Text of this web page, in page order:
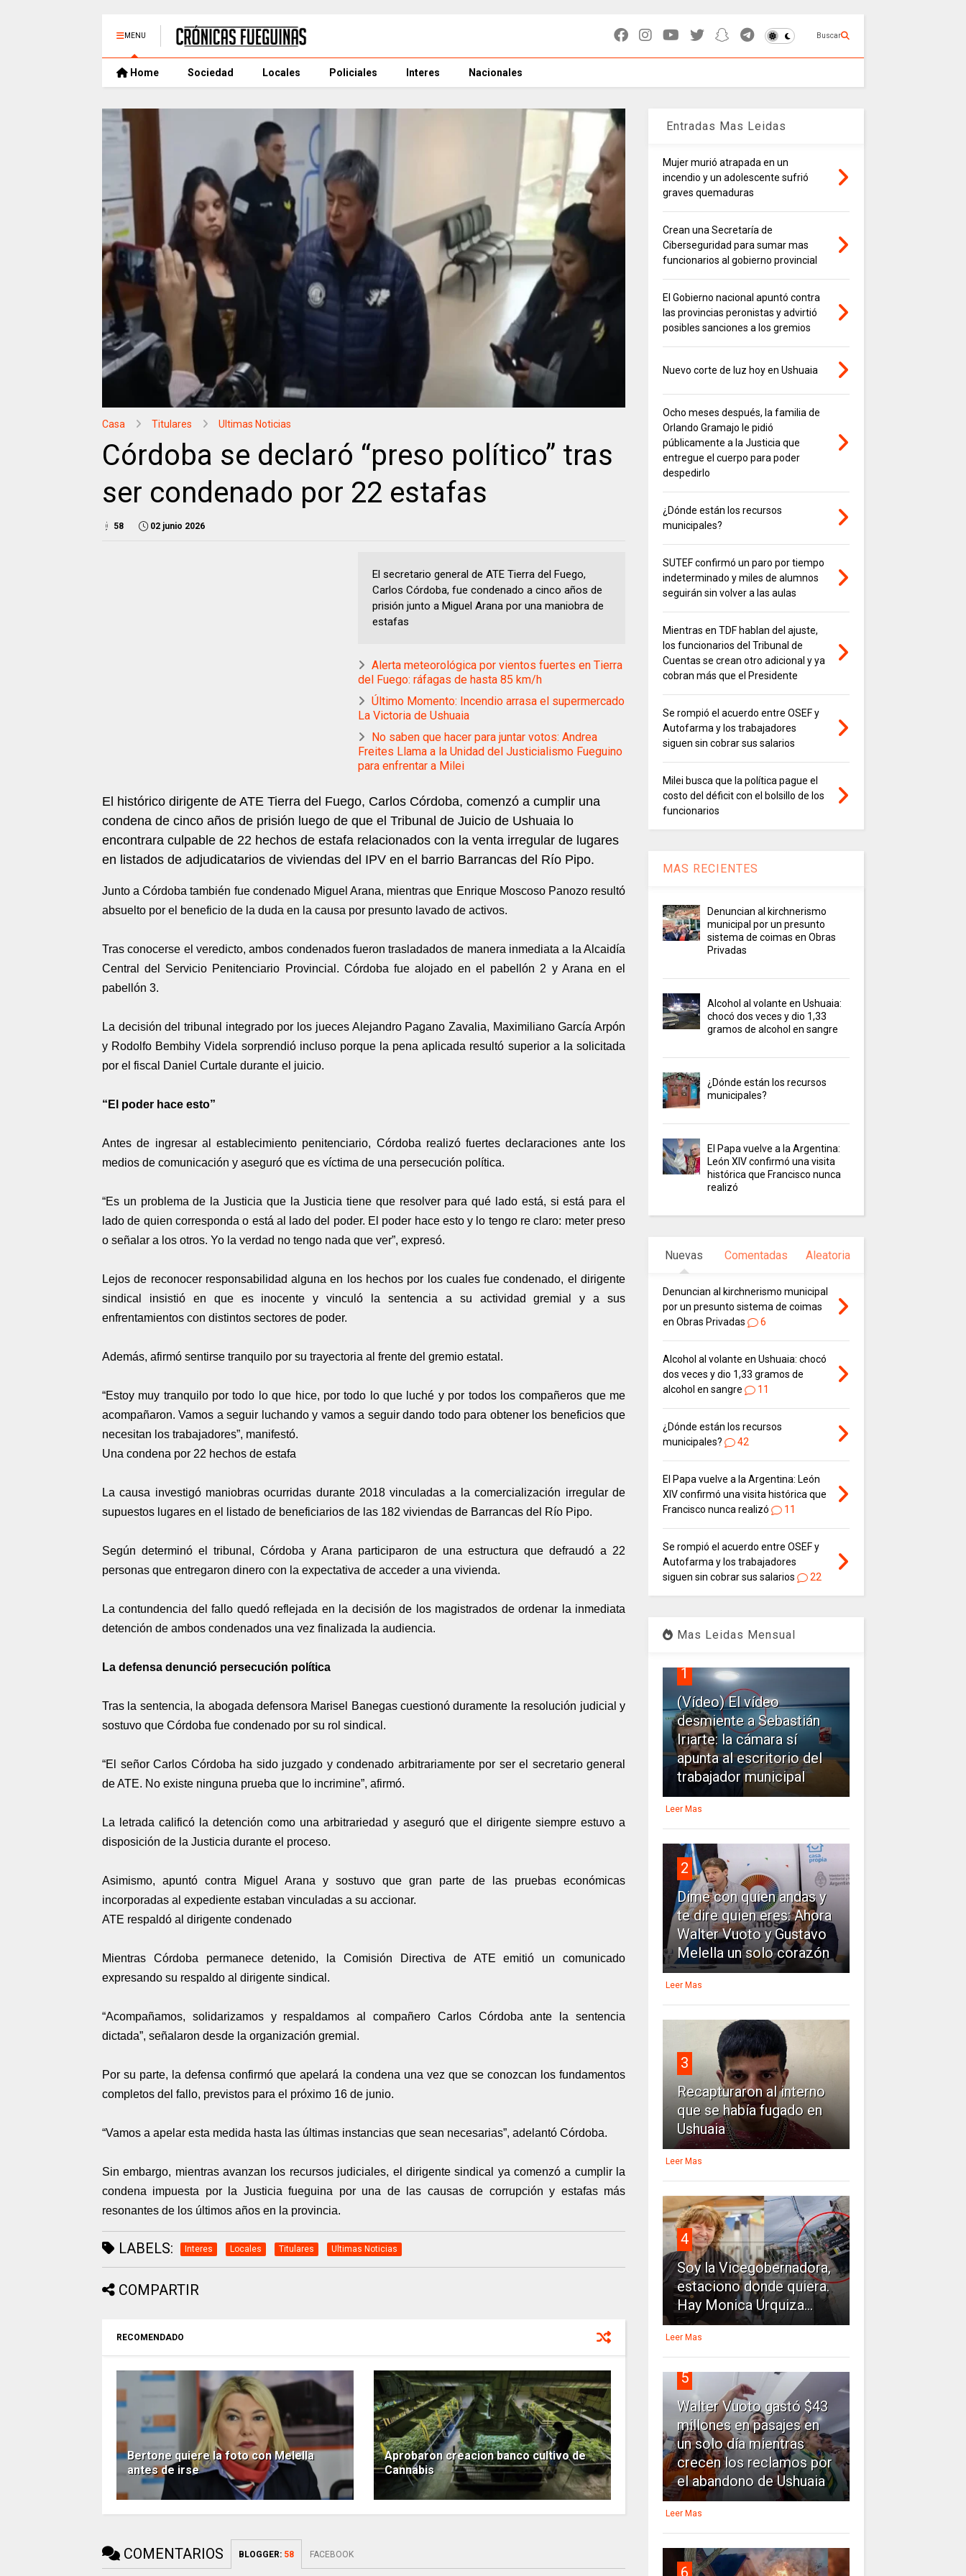
MENU Buscar
Home Sociedad Locales Policiales Interes Nacionales
Casa Titulares Ultimas Noticias
Córdoba se declaró “preso político” tras
ser condenado por 22 estafas
58 02 junio 2026
El secretario general de ATE Tierra del Fuego,
Carlos Córdoba, fue condenado a cinco años de
prisión junto a Miguel Arana por una maniobra de
estafas
Alerta meteorológica por vientos fuertes en Tierra
del Fuego: ráfagas de hasta 85 km/h
Último Momento: Incendio arrasa el supermercado
La Victoria de Ushuaia
No saben que hacer para juntar votos: Andrea
Freites Llama a la Unidad del Justicialismo Fueguino
para enfrentar a Milei
El histórico dirigente de ATE Tierra del Fuego, Carlos Córdoba, comenzó a cumplir una
condena de cinco años de prisión luego de que el Tribunal de Juicio de Ushuaia lo
encontrara culpable de 22 hechos de estafa relacionados con la venta irregular de lugares
en listados de adjudicatarios de viviendas del IPV en el barrio Barrancas del Río Pipo.
Junto a Córdoba también fue condenado Miguel Arana, mientras que Enrique Moscoso Panozo resultó
absuelto por el beneficio de la duda en la causa por presunto lavado de activos.
Tras conocerse el veredicto, ambos condenados fueron trasladados de manera inmediata a la Alcaidía
Central del Servicio Penitenciario Provincial. Córdoba fue alojado en el pabellón 2 y Arana en el
pabellón 3.
La decisión del tribunal integrado por los jueces Alejandro Pagano Zavalia, Maximiliano García Arpón
y Rodolfo Bembihy Videla sorprendió incluso porque la pena aplicada resultó superior a la solicitada
por el fiscal Daniel Curtale durante el juicio.
“El poder hace esto”
Antes de ingresar al establecimiento penitenciario, Córdoba realizó fuertes declaraciones ante los
medios de comunicación y aseguró que es víctima de una persecución política.
“Es un problema de la Justicia que la Justicia tiene que resolver para qué lado está, si está para el
lado de quien corresponda o está al lado del poder. El poder hace esto y lo tengo re claro: meter preso
o señalar a los otros. Yo la verdad no tengo nada que ver”, expresó.
Lejos de reconocer responsabilidad alguna en los hechos por los cuales fue condenado, el dirigente
sindical insistió en que es inocente y vinculó la sentencia a su actividad gremial y a sus
enfrentamientos con distintos sectores de poder.
Además, afirmó sentirse tranquilo por su trayectoria al frente del gremio estatal.
“Estoy muy tranquilo por todo lo que hice, por todo lo que luché y por todos los compañeros que me
acompañaron. Vamos a seguir luchando y vamos a seguir dando todo para obtener los beneficios que
necesitan los trabajadores”, manifestó.
Una condena por 22 hechos de estafa
La causa investigó maniobras ocurridas durante 2018 vinculadas a la comercialización irregular de
supuestos lugares en el listado de beneficiarios de las 182 viviendas de Barrancas del Río Pipo.
Según determinó el tribunal, Córdoba y Arana participaron de una estructura que defraudó a 22
personas que entregaron dinero con la expectativa de acceder a una vivienda.
La contundencia del fallo quedó reflejada en la decisión de los magistrados de ordenar la inmediata
detención de ambos condenados una vez finalizada la audiencia.
La defensa denunció persecución política
Tras la sentencia, la abogada defensora Marisel Banegas cuestionó duramente la resolución judicial y
sostuvo que Córdoba fue condenado por su rol sindical.
“El señor Carlos Córdoba ha sido juzgado y condenado arbitrariamente por ser el secretario general
de ATE. No existe ninguna prueba que lo incrimine”, afirmó.
La letrada calificó la detención como una arbitrariedad y aseguró que el dirigente siempre estuvo a
disposición de la Justicia durante el proceso.
Asimismo, apuntó contra Miguel Arana y sostuvo que gran parte de las pruebas económicas
incorporadas al expediente estaban vinculadas a su accionar.
ATE respaldó al dirigente condenado
Mientras Córdoba permanece detenido, la Comisión Directiva de ATE emitió un comunicado
expresando su respaldo al dirigente sindical.
“Acompañamos, solidarizamos y respaldamos al compañero Carlos Córdoba ante la sentencia
dictada”, señalaron desde la organización gremial.
Por su parte, la defensa confirmó que apelará la condena una vez que se conozcan los fundamentos
completos del fallo, previstos para el próximo 16 de junio.
“Vamos a apelar esta medida hasta las últimas instancias que sean necesarias”, adelantó Córdoba.
Sin embargo, mientras avanzan los recursos judiciales, el dirigente sindical ya comenzó a cumplir la
condena impuesta por la Justicia fueguina por una de las causas de corrupción y estafas más
resonantes de los últimos años en la provincia.
LABELS: Interes Locales Titulares Ultimas Noticias
COMPARTIR
RECOMENDADO
Bertone quiere la foto con Melella
antes de irse
Aprobaron creacion banco cultivo de
Cannabis
COMENTARIOS BLOGGER: 58 FACEBOOK
Entradas Mas Leidas
Mujer murió atrapada en un
incendio y un adolescente sufrió
graves quemaduras
Crean una Secretaría de
Ciberseguridad para sumar mas
funcionarios al gobierno provincial
El Gobierno nacional apuntó contra
las provincias peronistas y advirtió
posibles sanciones a los gremios
Nuevo corte de luz hoy en Ushuaia
Ocho meses después, la familia de
Orlando Gramajo le pidió
públicamente a la Justicia que
entregue el cuerpo para poder
despedirlo
¿Dónde están los recursos
municipales?
SUTEF confirmó un paro por tiempo
indeterminado y miles de alumnos
seguirán sin volver a las aulas
Mientras en TDF hablan del ajuste,
los funcionarios del Tribunal de
Cuentas se crean otro adicional y ya
cobran más que el Presidente
Se rompió el acuerdo entre OSEF y
Autofarma y los trabajadores
siguen sin cobrar sus salarios
Milei busca que la política pague el
costo del déficit con el bolsillo de los
funcionarios
MAS RECIENTES
Denuncian al kirchnerismo
municipal por un presunto
sistema de coimas en Obras
Privadas
Alcohol al volante en Ushuaia:
chocó dos veces y dio 1,33
gramos de alcohol en sangre
¿Dónde están los recursos
municipales?
El Papa vuelve a la Argentina:
León XIV confirmó una visita
histórica que Francisco nunca
realizó
Nuevas Comentadas Aleatoria
Denuncian al kirchnerismo municipal
por un presunto sistema de coimas
en Obras Privadas
6
Alcohol al volante en Ushuaia: chocó
dos veces y dio 1,33 gramos de
alcohol en sangre
11
¿Dónde están los recursos
municipales?
42
El Papa vuelve a la Argentina: León
XIV confirmó una visita histórica que
Francisco nunca realizó
11
Se rompió el acuerdo entre OSEF y
Autofarma y los trabajadores
siguen sin cobrar sus salarios
22
Mas Leidas Mensual
1
(Vídeo) El vídeo
desmiente a Sebastián
Iriarte: la cámara sí
apunta al escritorio del
trabajador municipal
Leer Mas
2
Dime con quien andas y
te dire quien eres: Ahora
Walter Vuoto y Gustavo
Melella un solo corazón
Leer Mas
3
Recapturaron al interno
que se había fugado en
Ushuaia
Leer Mas
4
Soy la Vicegobernadora,
estaciono donde quiera.
Hay Monica Urquiza...
Leer Mas
5
Walter Vuoto gastó $43
millones en pasajes en
un solo día mientras
crecen los reclamos por
el abandono de Ushuaia
Leer Mas